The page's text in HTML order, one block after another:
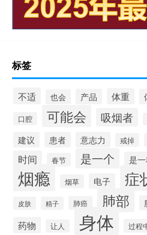
标签
不适 也会 产品 体重
口腔 可能会 吸烟者
建议 患者 意志力 戒掉
时间 春节 是一个 是
烟瘾 烟草 电子 症
皮肤 精子 肺癌 肺部
药物 让人 身体 过程